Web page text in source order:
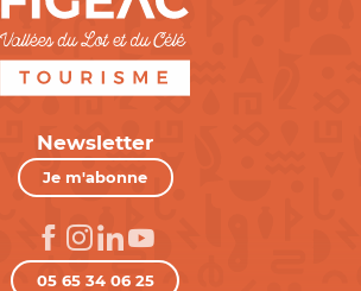
Newsletter
Je m'abonne
05 65 34 06 25